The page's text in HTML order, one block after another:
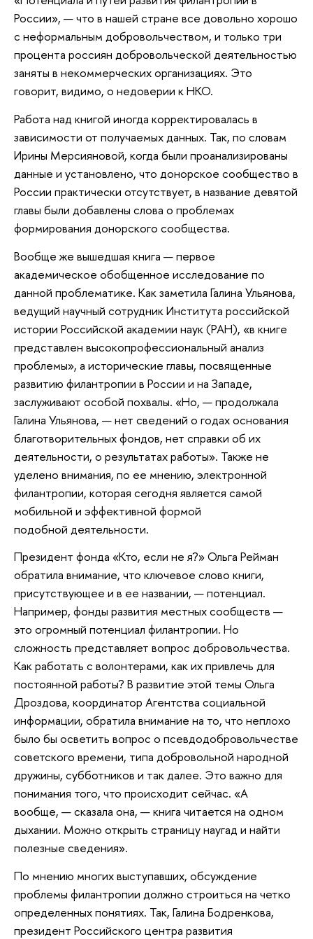
России», — что в нашей стране все довольно хорошо
с неформальным добровольчеством, и только три
процента россиян добровольческой деятельностью
заняты в некоммерческих организациях. Это
говорит, видимо, о недоверии к НКО.
Работа над книгой иногда корректировалась в
зависимости от получаемых данных. Так, по словам
Ирины Мерсияновой, когда были проанализированы
данные и установлено, что донорское сообщество в
России практически отсутствует, в название девятой
главы были добавлены слова о проблемах
формирования донорского сообщества.
Вообще же вышедшая книга — первое
академическое обобщенное исследование по
данной проблематике. Как заметила Галина Ульянова,
ведущий научный сотрудник Института российской
истории Российской академии наук (РАН), «в книге
представлен высокопрофессиональный анализ
проблемы», а исторические главы, посвященные
развитию филантропии в России и на Западе,
заслуживают особой похвалы. «Но, — продолжала
Галина Ульянова, — нет сведений о годах основания
благотворительных фондов, нет справки об их
деятельности, о результатах работы». Также не
уделено внимания, по ее мнению, электронной
филантропии, которая сегодня является самой
мобильной и эффективной формой
подобной деятельности.
Президент фонда «Кто, если не я?» Ольга Рейман
обратила внимание, что ключевое слово книги,
присутствующее и в ее названии, — потенциал.
Например, фонды развития местных сообществ —
это огромный потенциал филантропии. Но
сложность представляет вопрос добровольчества.
Как работать с волонтерами, как их привлечь для
постоянной работы? В развитие этой темы Ольга
Дроздова, координатор Агентства социальной
информации, обратила внимание на то, что неплохо
было бы осветить вопрос о псевдодобровольчестве
советского времени, типа добровольной народной
дружины, субботников и так далее. Это важно для
понимания того, что происходит сейчас. «А
вообще, — сказала она, — книга читается на одном
дыхании. Можно открыть страницу наугад и найти
полезные сведения».
По мнению многих выступавших, обсуждение
проблемы филантропии должно строиться на четко
определенных понятиях. Так, Галина Бодренкова,
президент Российского центра развития